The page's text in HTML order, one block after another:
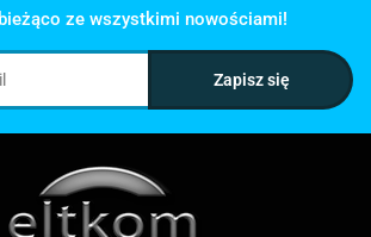
bieżąco ze wszystkimi nowościami!